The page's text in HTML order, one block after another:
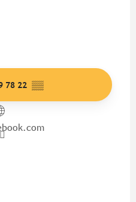
78 22 ▒▒